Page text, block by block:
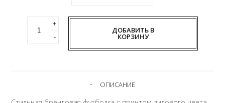
ДОБАВИТЬ В
КОРЗИНУ
ОПИСАНИЕ